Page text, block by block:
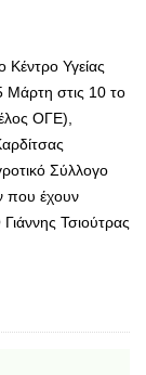
Κέντρο Υγείας
στις 10 το
ΟΓΕ),
Σύλλογο
που έχουν
Τσιούτρας